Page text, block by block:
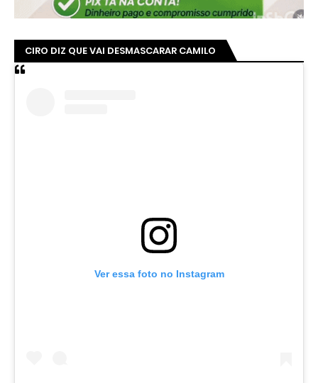
CIRO DIZ QUE VAI DESMASCARAR CAMILO
Ver essa foto no Instagram